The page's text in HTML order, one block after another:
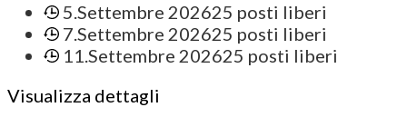
5.Settembre 202625 posti liberi
7.Settembre 202625 posti liberi
11.Settembre 202625 posti liberi
Visualizza dettagli